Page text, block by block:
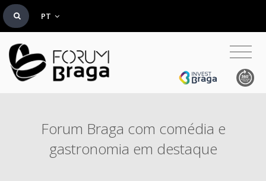
PT
Forum Braga com comédia e
gastronomia em destaque